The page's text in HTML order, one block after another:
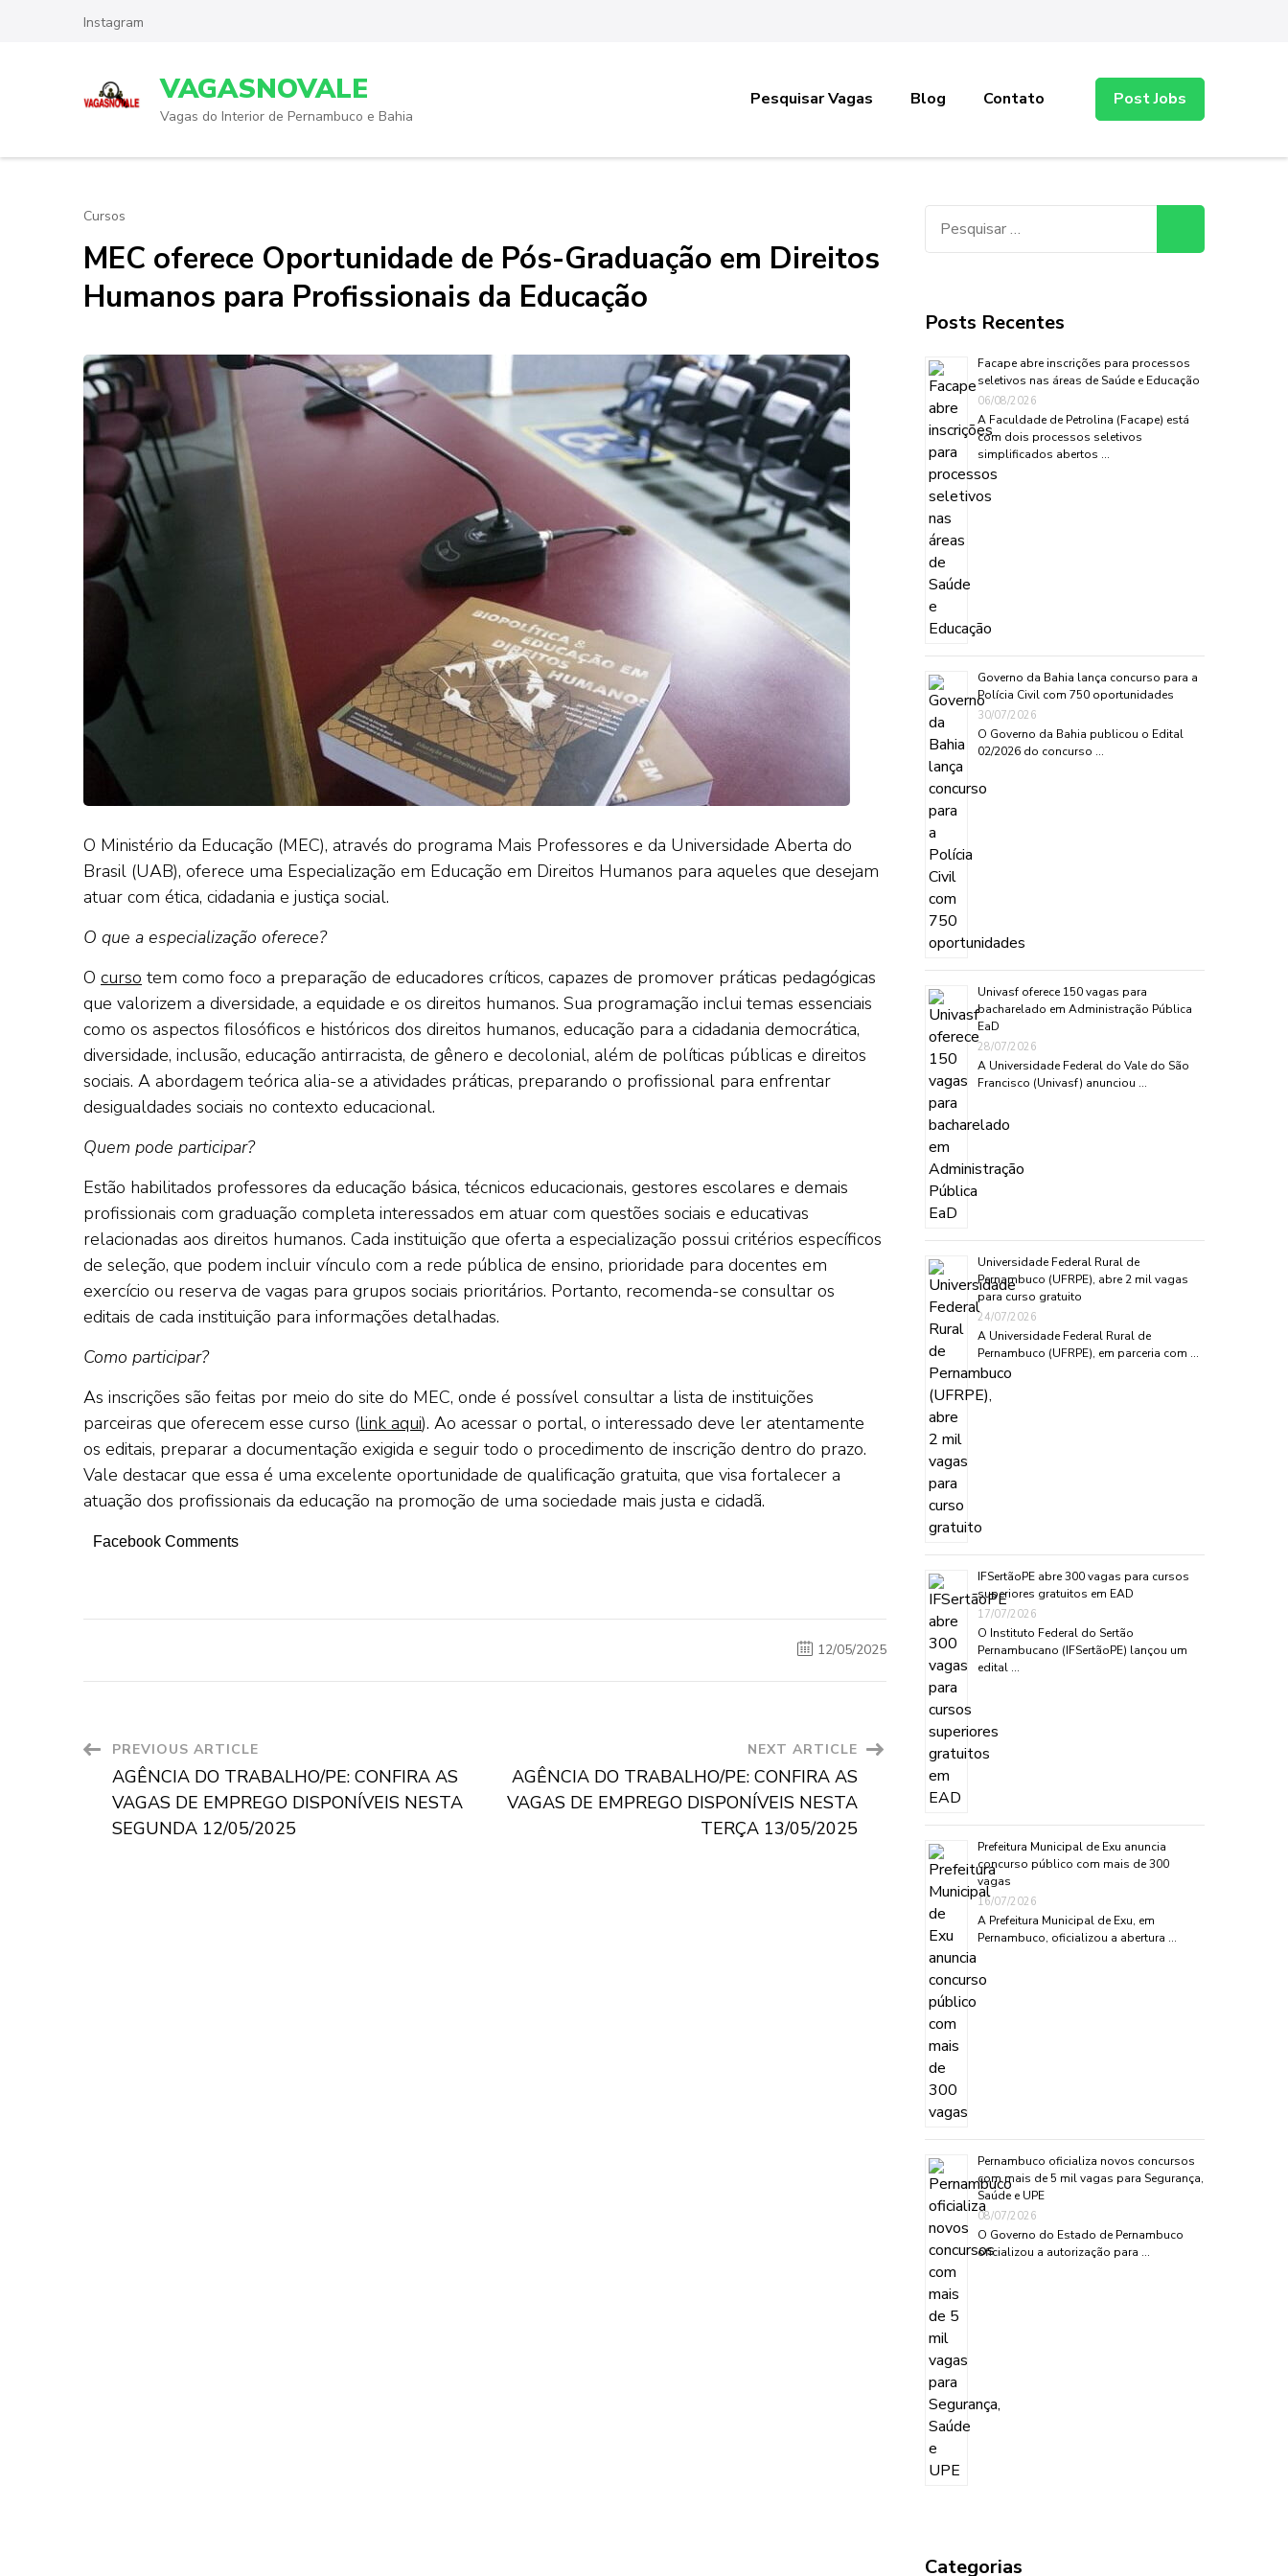
Instagram
VAGASNOVALE
Vagas do Interior de Pernambuco e Bahia
Pesquisar Vagas Blog Contato Post Jobs
Cursos
MEC oferece Oportunidade de Pós-Graduação em Direitos
Humanos para Profissionais da Educação
O Ministério da Educação (MEC), através do programa Mais Professores e da Universidade Aberta do
Brasil (UAB), oferece uma Especialização em Educação em Direitos Humanos para aqueles que desejam
atuar com ética, cidadania e justiça social.
O que a especialização oferece?
O curso tem como foco a preparação de educadores críticos, capazes de promover práticas pedagógicas
que valorizem a diversidade, a equidade e os direitos humanos. Sua programação inclui temas essenciais
como os aspectos filosóficos e históricos dos direitos humanos, educação para a cidadania democrática,
diversidade, inclusão, educação antirracista, de gênero e decolonial, além de políticas públicas e direitos
sociais. A abordagem teórica alia-se a atividades práticas, preparando o profissional para enfrentar
desigualdades sociais no contexto educacional.
Quem pode participar?
Estão habilitados professores da educação básica, técnicos educacionais, gestores escolares e demais
profissionais com graduação completa interessados em atuar com questões sociais e educativas
relacionadas aos direitos humanos. Cada instituição que oferta a especialização possui critérios específicos
de seleção, que podem incluir vínculo com a rede pública de ensino, prioridade para docentes em
exercício ou reserva de vagas para grupos sociais prioritários. Portanto, recomenda-se consultar os
editais de cada instituição para informações detalhadas.
Como participar?
As inscrições são feitas por meio do site do MEC, onde é possível consultar a lista de instituições
parceiras que oferecem esse curso (link aqui). Ao acessar o portal, o interessado deve ler atentamente
os editais, preparar a documentação exigida e seguir todo o procedimento de inscrição dentro do prazo.
Vale destacar que essa é uma excelente oportunidade de qualificação gratuita, que visa fortalecer a
atuação dos profissionais da educação na promoção de uma sociedade mais justa e cidadã.
Facebook Comments
12/05/2025
Post
Navigation
PREVIOUS ARTICLE
AGÊNCIA DO TRABALHO/PE: CONFIRA AS
VAGAS DE EMPREGO DISPONÍVEIS NESTA
SEGUNDA 12/05/2025
NEXT ARTICLE
AGÊNCIA DO TRABALHO/PE: CONFIRA AS
VAGAS DE EMPREGO DISPONÍVEIS NESTA
TERÇA 13/05/2025
Posts Recentes
Facape abre inscrições para processos
seletivos nas áreas de Saúde e Educação
06/08/2026
A Faculdade de Petrolina (Facape) está
com dois processos seletivos
simplificados abertos …
Governo da Bahia lança concurso para a
Polícia Civil com 750 oportunidades
30/07/2026
O Governo da Bahia publicou o Edital
02/2026 do concurso …
Univasf oferece 150 vagas para
bacharelado em Administração Pública
EaD
28/07/2026
A Universidade Federal do Vale do São
Francisco (Univasf) anunciou …
Universidade Federal Rural de
Pernambuco (UFRPE), abre 2 mil vagas
para curso gratuito
24/07/2026
A Universidade Federal Rural de
Pernambuco (UFRPE), em parceria com …
IFSertãoPE abre 300 vagas para cursos
superiores gratuitos em EAD
17/07/2026
O Instituto Federal do Sertão
Pernambucano (IFSertãoPE) lançou um
edital …
Prefeitura Municipal de Exu anuncia
concurso público com mais de 300
vagas
16/07/2026
A Prefeitura Municipal de Exu, em
Pernambuco, oficializou a abertura …
Pernambuco oficializa novos concursos
com mais de 5 mil vagas para Segurança,
Saúde e UPE
08/07/2026
O Governo do Estado de Pernambuco
oficializou a autorização para …
Categorias